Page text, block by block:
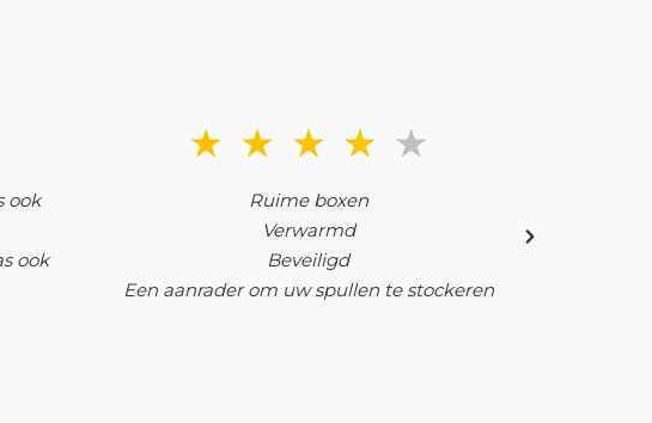
ook
ook
Ruime boxen
Verwarmd
Beveiligd
Een aanrader om uw spullen te stockeren